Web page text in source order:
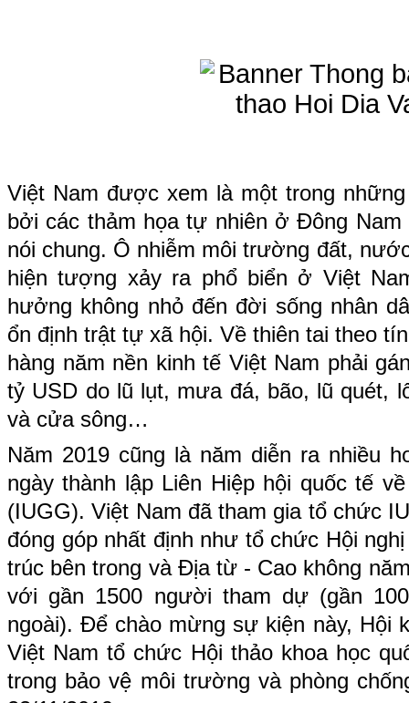
Việt Nam được xem là một trong
bởi các thảm họa tự nhiên ở Đông
nói chung. Ô nhiễm môi trường đất,
hiện tượng xảy ra phổ biển ở Việt
hưởng không nhỏ đến đời sống nhân
ổn định trật tự xã hội. Về thiên tai theo
hàng năm nền kinh tế Việt Nam phải
tỷ USD do lũ lụt, mưa đá, bão, lũ quét,
và cửa sông…
Năm 2019 cũng là năm diễn ra nhiều
ngày thành lập Liên Hiệp hội quốc tế
(IUGG). Việt Nam đã tham gia tổ chức
đóng góp nhất định như tổ chức Hội
trúc bên trong và Địa từ - Cao không
với gần 1500 người tham dự (gần
ngoài). Để chào mừng sự kiện này, Hội
Việt Nam tổ chức Hội thảo khoa học
trong bảo vệ môi trường và phòng